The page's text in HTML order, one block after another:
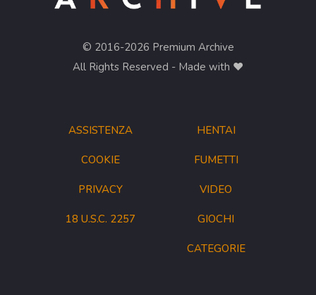
ASSISTENZA
COOKIE
PRIVACY
18 U.S.C. 2257
© 2016-2026 Premium Archive
All Rights Reserved - Made with ❤︎
HENTAI
FUMETTI
VIDEO
GIOCHI
CATEGORIE